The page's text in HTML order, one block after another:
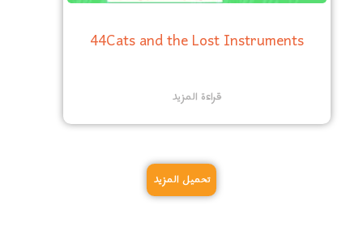
44Cats and the Lost Instruments
قراءة المزيد
تحميل المزيد